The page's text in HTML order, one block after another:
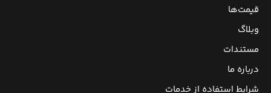
قیمت‌ها
وبلاگ
مستندات
درباره ما
شرایط استفاده از خدمات